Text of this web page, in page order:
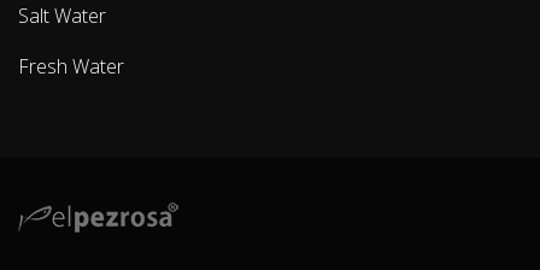
Salt Water
Fresh Water